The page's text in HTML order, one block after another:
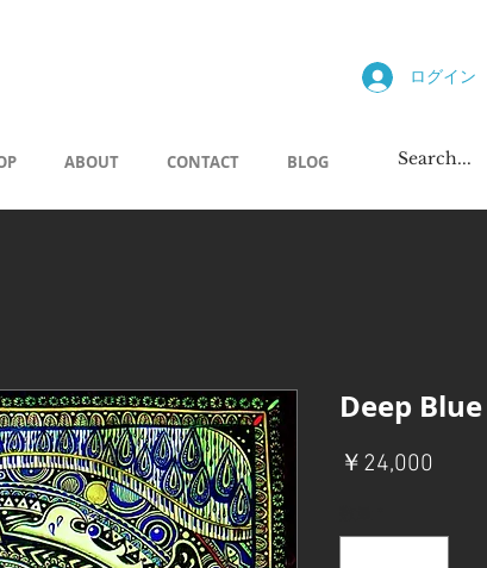
ログイン
ABOUT CONTACT BLOG
Deep Blue
￥24,000